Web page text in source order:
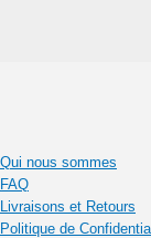
Qui nous sommes
FAQ
Livraisons et Retours
Politique de